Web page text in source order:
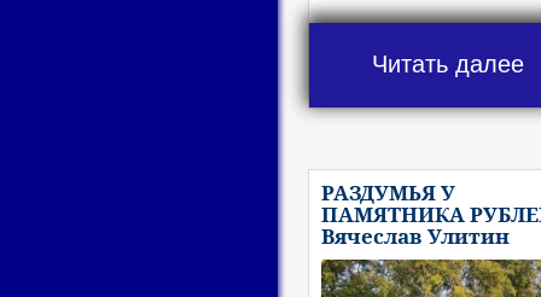
Читать далее
РАЗДУМЬЯ У
ПАМЯТНИКА
Вячеслав Улитин